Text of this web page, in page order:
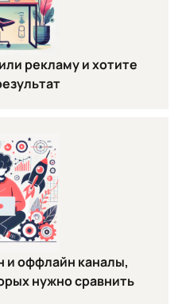
рекламу и хотите
оффлайн каналы,
нужно сравнить